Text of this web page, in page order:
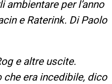
per l’anno
e Raterink. Di Paolo
e altre uscite.
era incedibile, dico